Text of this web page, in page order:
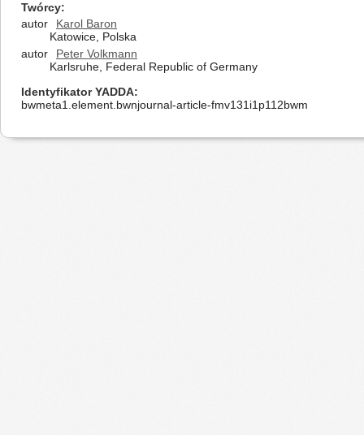
Twórcy
autor
Karol Baron
Katowice, Polska
autor
Peter Volkmann
Karlsruhe, Federal Republic of Germany
Identyfikator YADDA
bwmeta1.element.bwnjournal-article-fmv131i1p112bwm